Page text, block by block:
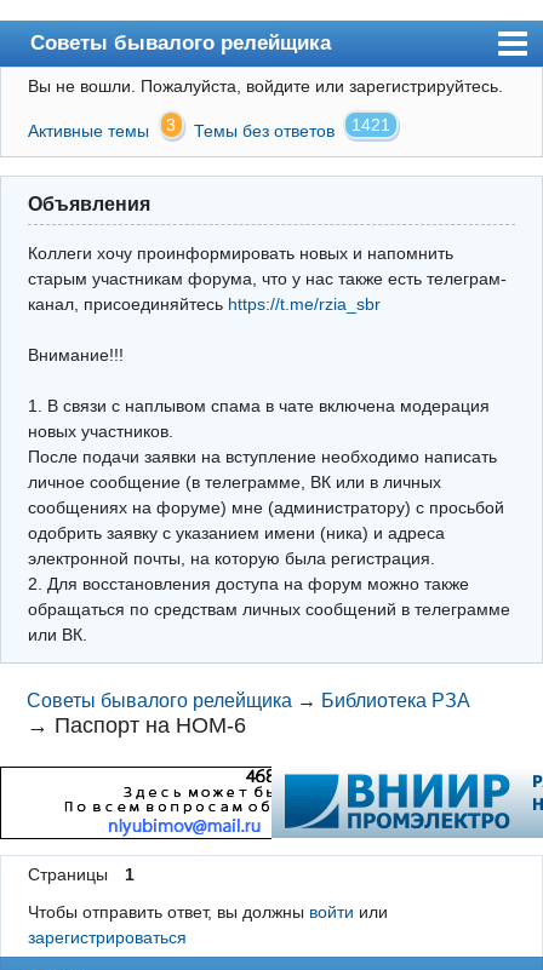
Советы бывалого релейщика
Форум
Правила
Поиск
Регистрация
Архив
Почта
Поиск релейщика
Видео РЗиА
Фотохостинг
Телеграм
Вы не вошли. Пожалуйста, войдите или зарегистрируйтесь.
Активные темы 3 Темы без ответов 1421
Объявления
Коллеги хочу проинформировать новых и напомнить
старым участникам форума, что у нас также есть телеграм-
канал, присоединяйтесь https://t.me/rzia_sbr
Внимание!!!
1. В связи с наплывом спама в чате включена модерация
новых участников.
После подачи заявки на вступление необходимо написать
личное сообщение (в телеграмме, ВК или в личных
сообщениях на форуме) мне (администратору) с просьбой
одобрить заявку с указанием имени (ника) и адреса
электронной почты, на которую была регистрация.
2. Для восстановления доступа на форум можно также
обращаться по средствам личных сообщений в телеграмме
или ВК.
Советы бывалого релейщика → Библиотека РЗА
→ Паспорт на НОМ-6
Страницы
1
Чтобы отправить ответ, вы должны войти или
зарегистрироваться